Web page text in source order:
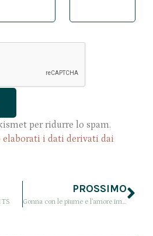
per ridurre lo spam.
elaborati i dati derivati dai
PROSSIMO
Gonna con le piume e l’amore immenso per i cappelli